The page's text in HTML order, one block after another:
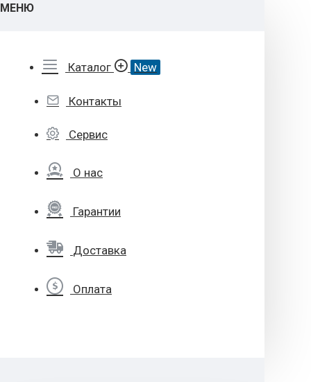
МЕНЮ
Каталог New
Контакты
Сервис
О нас
Гарантии
Доставка
Оплата